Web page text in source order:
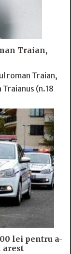
Traian,
roman Traian,
(n.18
lei pentru a-
arest